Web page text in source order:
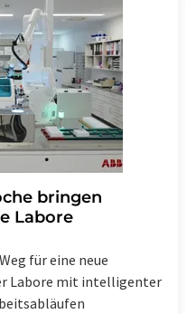
für die Zukunft
ein Link zur
Newsletters
bringen
Labore
für eine neue
Labore mit intelligenter